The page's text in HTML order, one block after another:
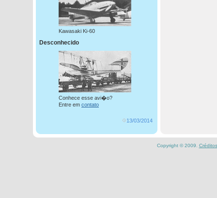
Kawasaki Ki-60
Desconhecido
Conhece esse avi�o?
Entre em contato
13/03/2014
Copyright © 2009. Créditos